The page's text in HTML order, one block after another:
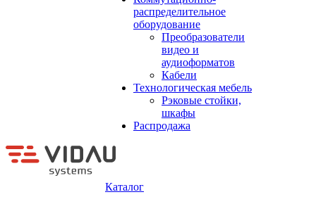
распределительное
оборудование
Преобразователи
видео и
аудиоформатов
Кабели
Технологическая мебель
Рэковые стойки,
шкафы
Распродажа
Каталог